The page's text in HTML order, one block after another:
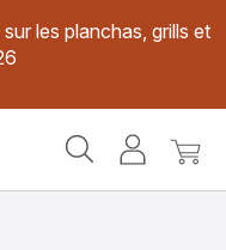
les planchas, grills et
MonMon